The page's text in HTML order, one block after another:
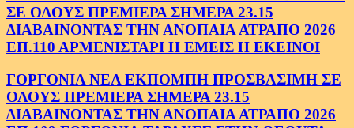
ΣΕ ΟΛΟΥΣ ΠΡΕΜΙΕΡΑ ΣΗΜΕΡΑ 23.15
ΔΙΑΒΑΙΝΟΝΤΑΣ ΤΗΝ ΑΝΟΠΑΙΑ ΑΤΡΑΠΟ 2026
ΕΠ.110 ΑΡΜΕΝΙΣΤΑΡΙ Η ΕΜΕΙΣ Η ΕΚΕΙΝΟΙ
ΓΟΡΓΟΝΙΑ ΝΕΑ ΕΚΠΟΜΠΗ ΠΡΟΣΒΑΣΙΜΗ ΣΕ
ΟΛΟΥΣ ΠΡΕΜΙΕΡΑ ΣΗΜΕΡΑ 23.15
ΔΙΑΒΑΙΝΟΝΤΑΣ ΤΗΝ ΑΝΟΠΑΙΑ ΑΤΡΑΠΟ 2026